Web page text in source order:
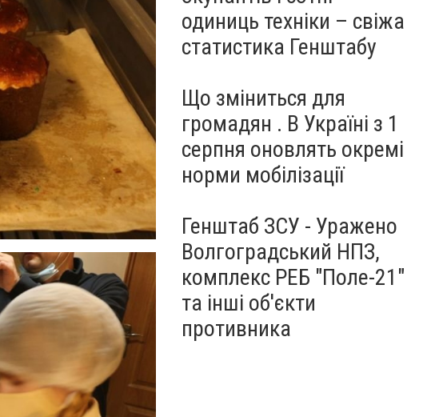
одиниць техніки – свіжа
статистика Генштабу
Що зміниться для
громадян . В Україні з 1
серпня оновлять окремі
норми мобілізації
Генштаб ЗСУ - Уражено
Волгоградський НПЗ,
комплекс РЕБ "Поле-21"
та інші об'єкти
противника